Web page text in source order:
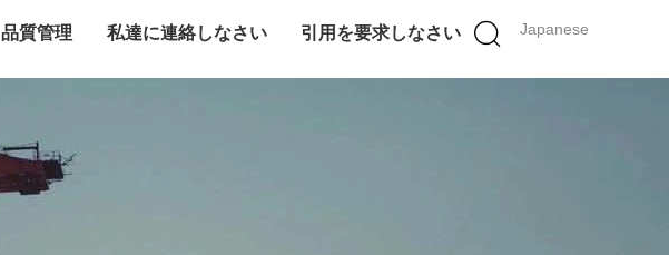
Japanese
品質管理 私達に連絡しなさい 引用を要求しなさい